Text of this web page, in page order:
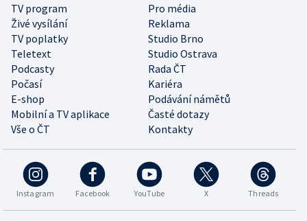
TV program
Pro média
Živé vysílání
Reklama
TV poplatky
Studio Brno
Teletext
Studio Ostrava
Podcasty
Rada ČT
Počasí
Kariéra
E-shop
Podávání námětů
Mobilní a TV aplikace
Časté dotazy
Vše o ČT
Kontakty
Instagram Facebook YouTube X Threads